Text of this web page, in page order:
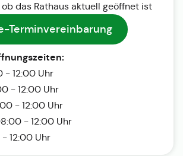
ob das Rathaus aktuell geöffnet ist
Terminvereinbarung
- 12:00 Uhr
- 12:00 Uhr
- 12:00 Uhr
- 12:00 Uhr
12:00 Uhr